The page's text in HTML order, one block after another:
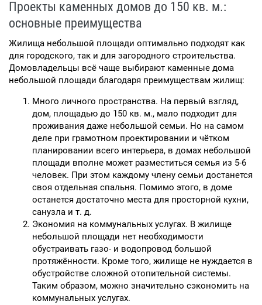
Проекты каменных домов до 150 кв. м.:
основные преимущества
Жилища небольшой площади оптимально подходят как
для городского, так и для загородного строительства.
Домовладельцы всё чаще выбирают каменные дома
небольшой площади благодаря преимуществам жилищ:
Много личного пространства. На первый взгляд,
дом, площадью до 150 кв. м., мало подходит для
проживания даже небольшой семьи. Но на самом
деле при грамотном проектировании и чётком
планировании всего интерьера, в домах небольшой
площади вполне может разместиться семья из 5-6
человек. При этом каждому члену семьи достанется
своя отдельная спальня. Помимо этого, в доме
останется достаточно места для просторной кухни,
санузла и т. д.
Экономия на коммунальных услугах. В жилище
небольшой площади нет необходимости
обустраивать газо- и водопровод большой
протяжённости. Кроме того, жилище не нуждается в
обустройстве сложной отопительной системы.
Таким образом, можно значительно сэкономить на
коммунальных услугах.